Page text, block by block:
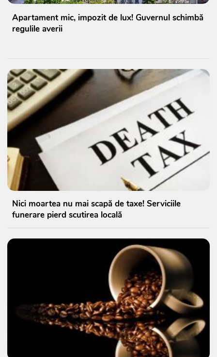
Apartament mic, impozit de lux! Guvernul schimbă
regulile averii
Nici moartea nu mai scapă de taxe! Serviciile
funerare pierd scutirea locală